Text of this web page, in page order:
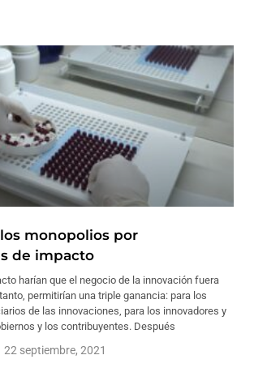
monopolios por
de impacto
harían que el negocio de la innovación fuera
permitirían una triple ganancia: para los
de las innovaciones, para los innovadores y
y los contribuyentes. Después
22 septiembre, 2021